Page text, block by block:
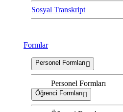
Sosyal Transkript
Formlar
Personel Formları
Personel Formları
Öğrenci Formları